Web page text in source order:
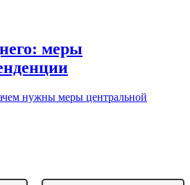
меры
нужны меры центральной